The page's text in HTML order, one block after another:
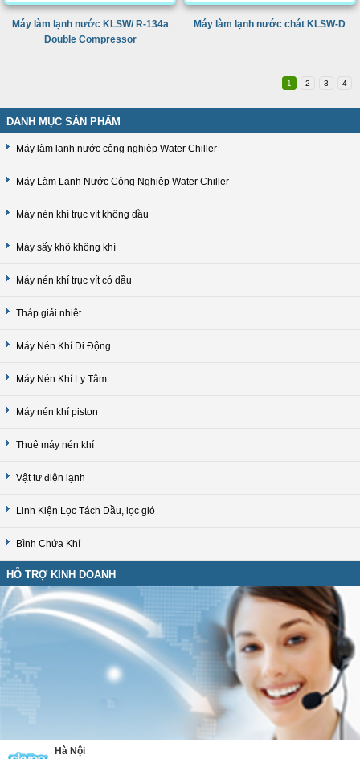
Máy làm lạnh nước KLSW/ R-134a
Double Compressor
Máy làm lạnh nước chát KLSW-D
1 2 3 4
DANH MỤC SẢN PHẨM
Máy làm lạnh nước công nghiệp Water Chiller
Máy Làm Lạnh Nước Công Nghiệp Water Chiller
Máy nén khí trục vít không dầu
Máy sấy khô không khí
Máy nén khí trục vít có dầu
Tháp giải nhiệt
Máy Nén Khí Di Động
Máy Nén Khí Ly Tâm
Máy nén khí piston
Thuê máy nén khí
Vật tư điện lạnh
Linh Kiện Lọc Tách Dầu, lọc gió
Bình Chứa Khí
HỖ TRỢ KINH DOANH
Hà Nội